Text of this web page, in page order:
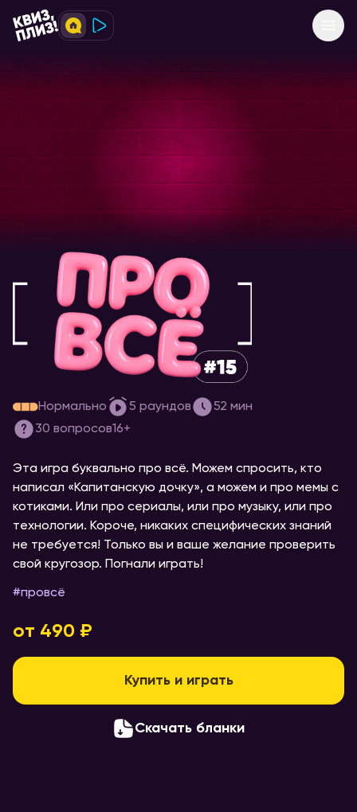
[про всё] #15
Нормально 5 раундов 52 мин
30 вопросов16+
Эта игра буквально про всё. Можем спросить, кто
написал «Капитанскую дочку», а можем и про мемы с
котиками. Или про сериалы, или про музыку, или про
технологии. Короче, никаких специфических знаний
не требуется! Только вы и ваше желание проверить
свой кругозор. Погнали играть!
#провсё
от 490 ₽
Купить и играть
Скачать бланки